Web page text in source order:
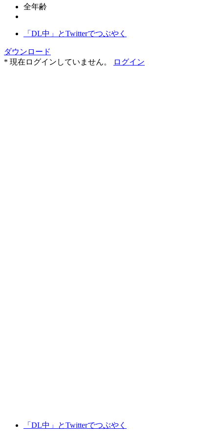
全年齢
「DL中」とTwitterでつぶやく
ダウンロード
* 現在ログインしていません。
ログイン
「DL中」とTwitterでつぶやく